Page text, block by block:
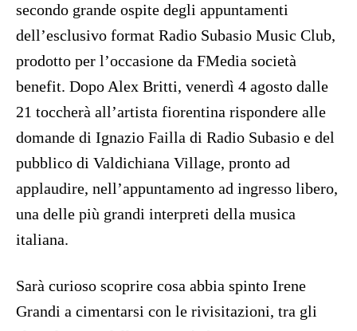
secondo grande ospite degli appuntamenti
dell’esclusivo format Radio Subasio Music Club,
prodotto per l’occasione da FMedia società
benefit. Dopo Alex Britti, venerdì 4 agosto dalle
21 toccherà all’artista fiorentina rispondere alle
domande di Ignazio Failla di Radio Subasio e del
pubblico di Valdichiana Village, pronto ad
applaudire, nell’appuntamento ad ingresso libero,
una delle più grandi interpreti della musica
italiana.
Sarà curioso scoprire cosa abbia spinto Irene
Grandi a cimentarsi con le rivisitazioni, tra gli